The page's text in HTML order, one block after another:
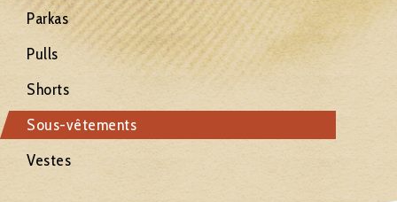
Parkas
Pulls
Shorts
Sous-vêtements
Vestes